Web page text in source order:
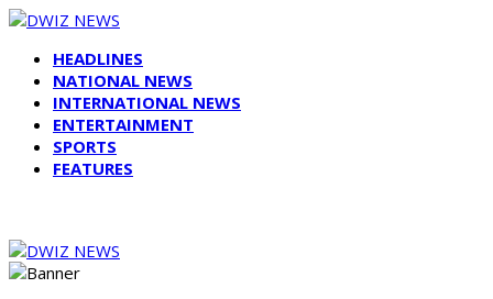
HEADLINES
NATIONAL NEWS
INTERNATIONAL NEWS
ENTERTAINMENT
SPORTS
FEATURES